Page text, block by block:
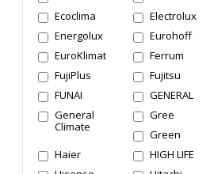
Ecoclima
Electrolux
Energolux
Eurohoff
EuroKlimat
Ferrum
FujiPlus
Fujitsu
FUNAI
GENERAL
General
Climate
Gree
Green
Haier
HIGH LIFE